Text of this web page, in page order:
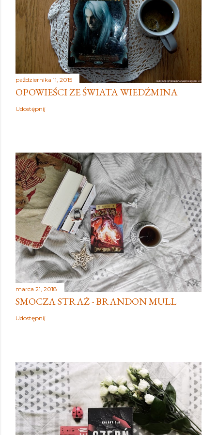
października 11, 2015
OPOWIEŚCI ZE ŚWIATA WIEDŹMINA
Udostępnij
marca 21, 2018
SMOCZA STRAŻ - BRANDON MULL
Udostępnij